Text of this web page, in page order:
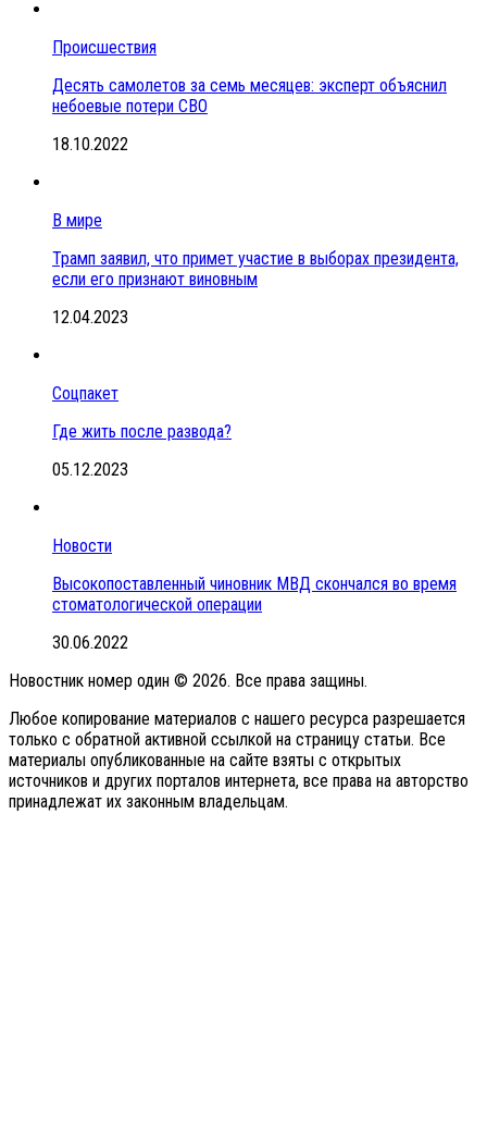
Происшествия
Десять самолетов за семь месяцев: эксперт объяснил
небоевые потери СВО
18.10.2022
В мире
Трамп заявил, что примет участие в выборах президента,
если его признают виновным
12.04.2023
Соцпакет
Где жить после развода?
05.12.2023
Новости
Высокопоставленный чиновник МВД скончался во время
стоматологической операции
30.06.2022
Новостник номер один © 2026. Все права защины.
Любое копирование материалов с нашего ресурса разрешается
только с обратной активной ссылкой на страницу статьи. Все
материалы опубликованные на сайте взяты с открытых
источников и других порталов интернета, все права на авторство
принадлежат их законным владельцам.